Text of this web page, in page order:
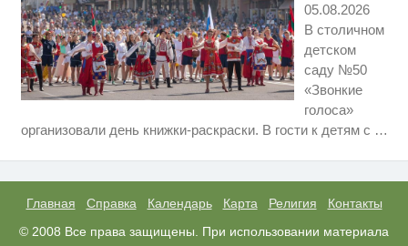
05.08.2026
В столичном
детском
саду №50
«Звонкие
голоса»
организовали день книжки-раскраски. В гости к детям с …
Главная Справка Календарь Карта Религия
Контакты
© 2008 Все права защищены. При использовании материала
Крыма: Что люди вытворяют,
i
Этот танец невесты оставит вас
без слов! Пересмотрела 10 раз